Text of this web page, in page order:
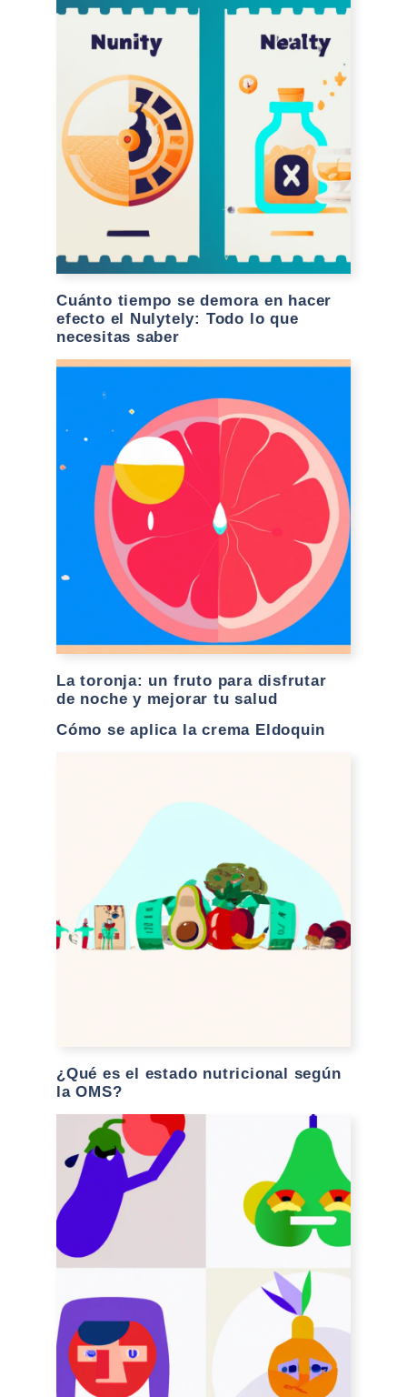
Cuánto tiempo se demora en hacer
efecto el Nulytely: Todo lo que
necesitas saber
La toronja: un fruto para disfrutar
de noche y mejorar tu salud
Cómo se aplica la crema Eldoquin
¿Qué es el estado nutricional según
la OMS?